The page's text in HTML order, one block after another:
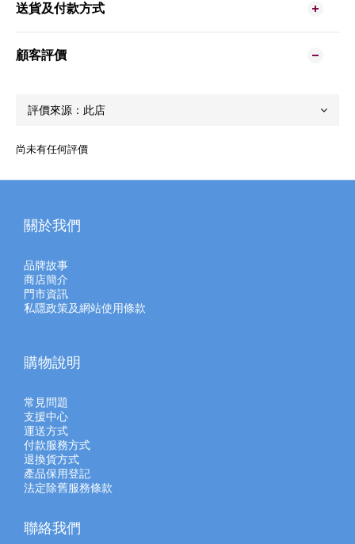
送貨及付款方式
顧客評價
尚未有任何評價
關於我們
品牌故事
商店簡介
門市資訊
私隱政策及網站使用條款
購物說明
常見問題
支援中心
運送方式
付款服務方式
退換貨方式
產品保用登記
法定除舊服務條款
聯絡我們